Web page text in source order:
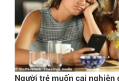
Người trẻ muốn cai nghiện